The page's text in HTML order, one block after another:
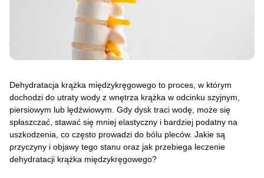
Dehydratacja krążka międzykręgowego to proces, w którym
dochodzi do utraty wody z wnętrza krążka w odcinku szyjnym,
piersiowym lub lędźwiowym. Gdy dysk traci wodę, może się
spłaszczać, stawać się mniej elastyczny i bardziej podatny na
uszkodzenia, co często prowadzi do bólu pleców. Jakie są
przyczyny i objawy tego stanu oraz jak przebiega leczenie
dehydratacji krążka międzykręgowego?